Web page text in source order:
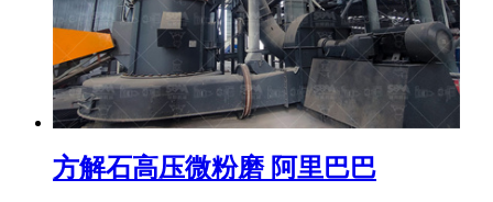
方解石高压微粉磨 阿里巴巴